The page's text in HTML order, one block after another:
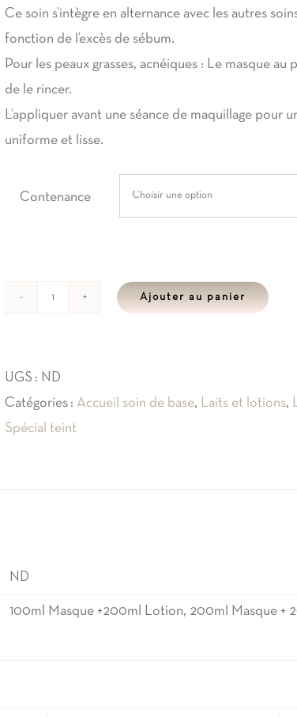
Ce soin s’intègre en alternance avec les autres
fonction de l’excès de sébum.
Pour les peaux grasses, acnéiques : Le masque au
de le rincer.
L’appliquer avant une séance de maquillage pour
uniforme et lisse.
Contenance
pollen
Masque
&
Ajouter au panier
UGS : ND
Catégories : Accueil soin de base, Laits et lotions,
Spécial teint
ND
100ml Masque +200ml Lotion, 200ml Masque +